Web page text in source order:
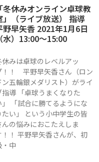
「冬休みオンライン卓球教
」（ライブ放送） 指導
野早矢香 2021年1月6日
（水）13:00〜15:00
休みは卓球のレベルアッ
！！ 平野早矢香さん（ロン
ン五輪銀メダリスト）がライ
指導 「卓球うまくなりた
」 「試合に勝てるようにな
たい」 という小中学生の皆
んの悩みにおこたえしま
！！ 平野早矢香さんが、初
・中